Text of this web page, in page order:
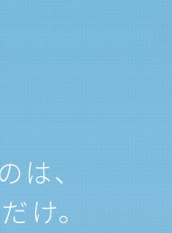
は、
け。